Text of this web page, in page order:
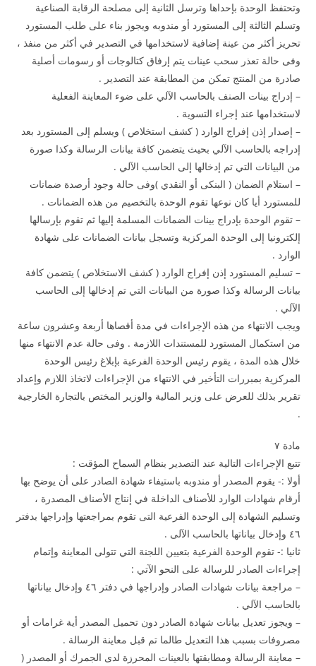
وتحتفظ الوحدة بإحداها وترسل الثانية إلى مصلحة الرقابة الصناعية
وتسلم الثالثة إلى المستورد أو مندوبه ويجوز بناء على طلب المستورد
تحريز أكثر من عينة إضافية لاستخدامها في التصدير في أكثر من منفذ ،
وفى حالة تعذر سحب عينات يتم إرفاق كتالوجات أو رسومات أصلية
صادرة من المنتج تمكن من المطابقة عند التصدير .
– إدراج بينات الصنف بالحاسب الآلي على ضوء المعاينة الفعلية
لاستخدامها عند إجراء التسوية .
– إصدار إذن إفراج الوارد ( كشف استخلاص ) ويسلم إلى المستورد بعد
إدراجه بالحاسب الآلي بحيث يتضمن كافة بيانات الرسالة وكذا صورة
من البيانات التي تم إدخالها إلى الحاسب الآلي .
– استلام الضمان ( البنكى أو النقدي )وفى حالة وجود أرصدة ضمانات
للمستورد أيا كان نوعها تقوم الوحدة بالتخصيم من هذه الضمانات .
– تقوم الوحدة بإدراج بينات الضمانات المسلمة إليها ثم تقوم بإرسالها
إلكترونيا إلى الوحدة المركزية وتسجل بيانات الضمانات على شهادة
الوارد .
– تسليم المستورد إذن إفراج الوارد ( كشف الاستخلاص ) يتضمن كافة
بيانات الرسالة وكذا صورة من البيانات التي تم إدخالها إلى الحاسب
الآلي .
ويجب الانتهاء من هذه الإجراءات في مدة أقصاها أربعة وعشرون ساعة
من استكمال المستورد للمستندات اللازمة . وفى حالة عدم الانتهاء منها
خلال هذه المدة ، يقوم رئيس الوحدة الفرعية بإبلاغ رئيس الوحدة
المركزية بمبررات التأخير في الانتهاء من الإجراءات لاتخاذ اللازم وإعداد
تقرير بذلك للعرض على وزير المالية والوزير المختص بالتجارة الخارجية
.
مادة ۷
تتبع الإجراءات التالية عند التصدير بنظام السماح المؤقت :
أولا :- يقوم المصدر أو مندوبه باستيفاء شهادة الصادر على أن يوضح بها
أرقام شهادات الوارد للأصناف الداخلة في إنتاج الأصناف المصدرة ،
وتسليم الشهادة إلى الوحدة الفرعية التى تقوم بمراجعتها وإدراجها بدفتر
٤٦ وإدخال بياناتها بالحاسب الآلى .
ثانيا :- تقوم الوحدة الفرعية بتعيين اللجنة التي تتولى المعاينة وإتمام
إجراءات الصادر للرسالة على النحو الآتي :
– مراجعة بيانات شهادات الصادر وإدراجها في دفتر ٤٦ وإدخال بياناتها
بالحاسب الآلي .
– ويجوز تعديل بيانات شهادة الصادر دون تحميل المصدر أية غرامات أو
مصروفات بسبب هذا التعديل طالما تم قبل معاينة الرسالة .
– معاينة الرسالة ومطابقتها بالعينات المحرزة لدى الجمرك أو المصدر (